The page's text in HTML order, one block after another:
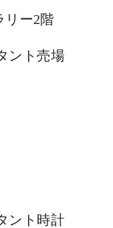
リー2階
ント売場
ント時計